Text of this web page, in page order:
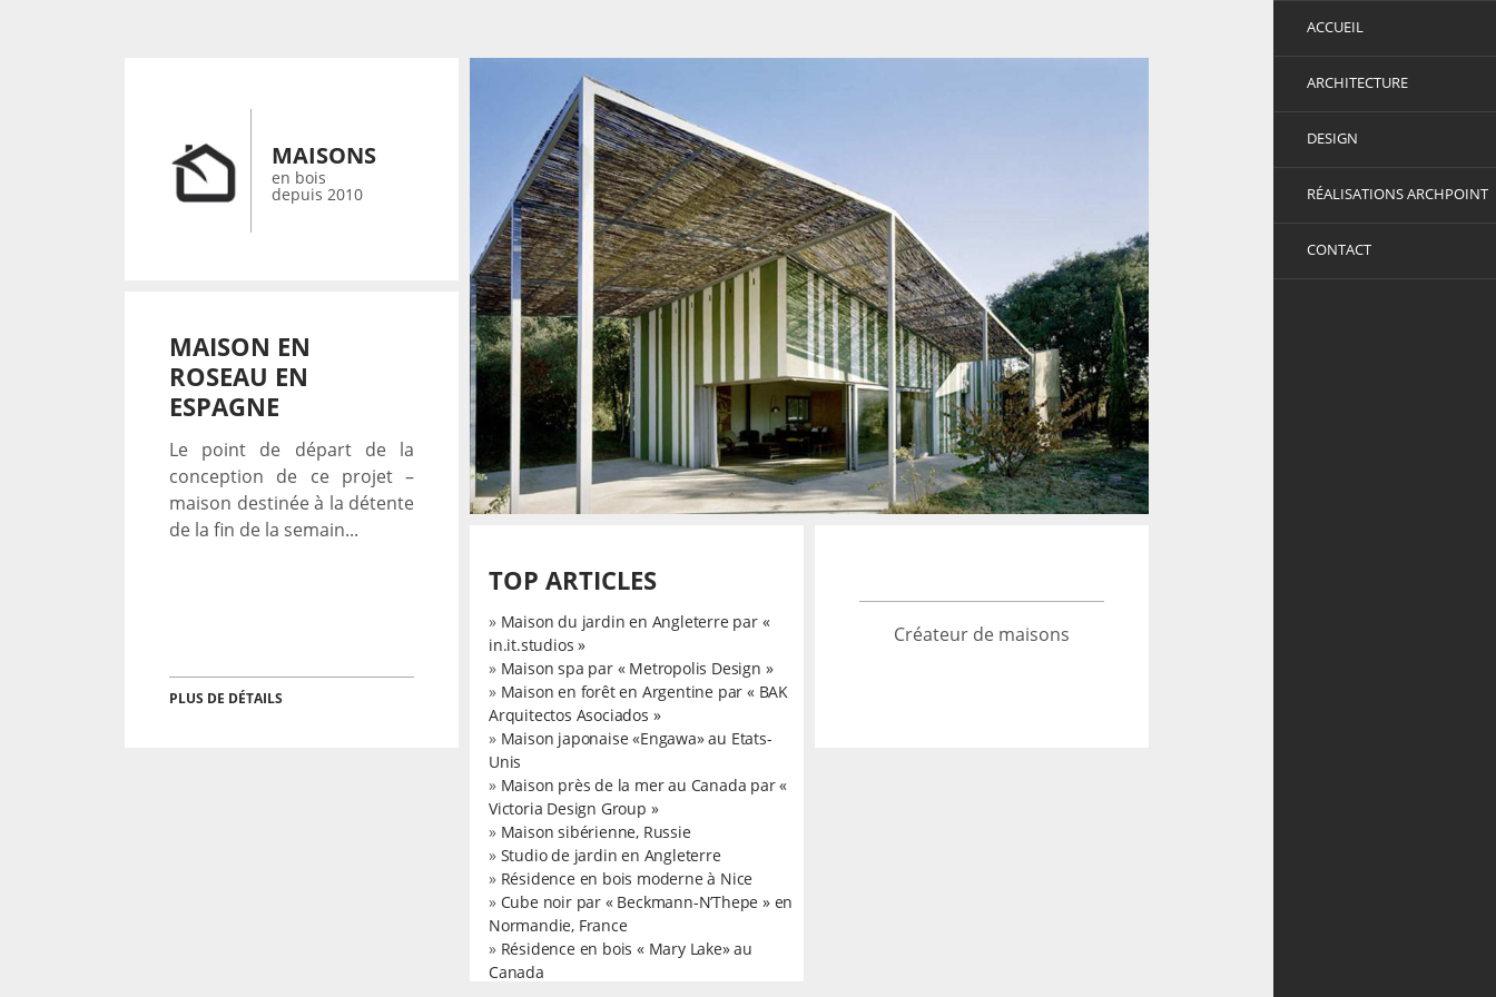
ACCUEIL
ARCHITECTURE
DESIGN
RÉALISATIONS ARCHPOINT
CONTACT
MAISONS
en bois
depuis 2010
MAISON EN
ROSEAU EN
ESPAGNE
Le point de départ de la
conception de ce projet –
maison destinée à la détente
de la fin de la semain...
PLUS DE DÉTAILS
TOP ARTICLES
» Maison du jardin en Angleterre par «
in.it.studios »
» Maison spa par « Metropolis Design »
» Maison en forêt en Argentine par « BAK
Arquitectos Asociados »
» Maison japonaise «Engawa» au Etats-
Unis
» Maison près de la mer au Canada par «
Victoria Design Group »
» Maison sibérienne, Russie
» Studio de jardin en Angleterre
» Résidence en bois moderne à Nice
» Cube noir par « Beckmann-N’Thepe » en
Normandie, France
» Résidence en bois « Mary Lake» au
Canada
Créateur de maisons